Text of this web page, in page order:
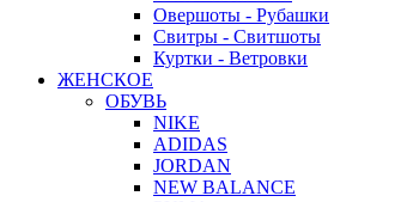
Овершоты - Рубашки
Свитры - Свитшоты
Куртки - Ветровки
ЖЕНСКОЕ
ОБУВЬ
NIKE
ADIDAS
JORDAN
NEW BALANCE